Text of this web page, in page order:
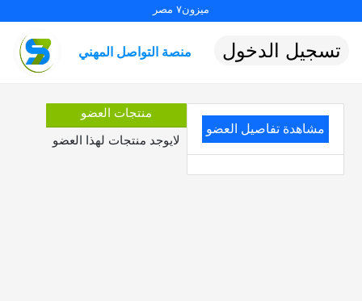
ميزون٧ مصر
منصة التواصل المهني تسجيل الدخول
مشاهدة تفاصيل العضو
منتجات العضو
لايوجد منتجات لهذا العضو